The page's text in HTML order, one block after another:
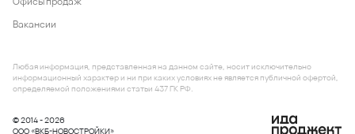
Вакансии
© 2014 - 2026
ООО «ВКБ-НОВОСТРОЙКИ»
Любая информация, представленная на данном сайте, носит исключительно
информационный характер и ни при каких условиях не является публичной офертой,
определяемой положениями статьи 437 ГК РФ.